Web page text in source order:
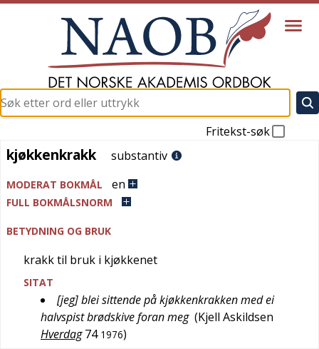
Fritekst-søk
kjøkkenkrakk
kjøkkenkrakk substantiv
MODERAT BOKMÅL en
FULL BOKMÅLSNORM
BETYDNING OG BRUK
krakk til bruk i kjøkkenet
SITAT
[jeg] blei sittende på kjøkkenkrakken med ei
halvspist brødskive foran meg (Kjell Askildsen
Hverdag 74 1976)